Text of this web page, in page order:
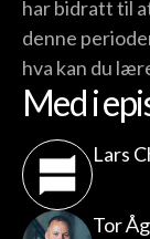
har bidratt til
denne
hva kan du
Med i
Lars
Tor